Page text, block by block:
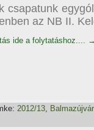
csapatunk
az NB II.
ide a folytatáshoz.... →
2012/13,